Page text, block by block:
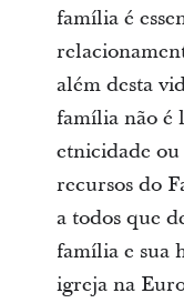
família é
além desta
família não
etnicidade
recursos do
a todos que
família e sua
igreja na